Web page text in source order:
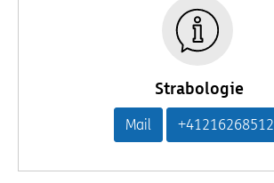
Strabologie
Mail +41216268512